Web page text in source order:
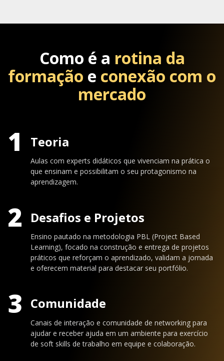
Como é a rotina da
formação e conexão com o
mercado
1 Teoria
Aulas com experts didáticos que vivenciam na prática o
que ensinam e possibilitam o seu protagonismo na
aprendizagem.
2 Desafios e Projetos
Ensino pautado na metodologia PBL (Project Based
Learning), focado na construção e entrega de projetos
práticos que reforçam o aprendizado, validam a jornada
e oferecem material para destacar seu portfólio.
3 Comunidade
Canais de interação e comunidade de networking para
ajudar e receber ajuda em um ambiente para exercício
de soft skills de trabalho em equipe e colaboração.